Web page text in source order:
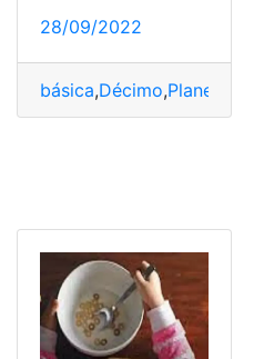
28/09/2022
básica,Décimo,Planeación